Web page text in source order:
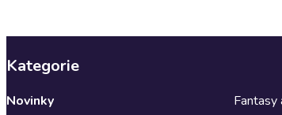
Kategorie
Novinky
Fantasy